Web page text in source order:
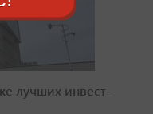
лучших инвест-